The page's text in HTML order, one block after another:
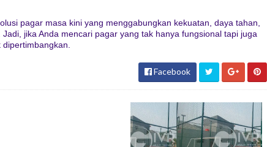
pagar masa kini yang menggabungkan kekuatan, daya tahan,
jika Anda mencari pagar yang tak hanya fungsional tapi juga
dipertimbangkan.
Facebook